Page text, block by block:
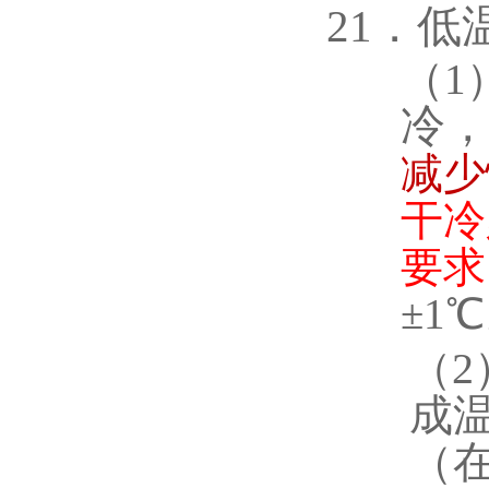
21．低
（ 1
冷，
减
干
要求
±1℃
（2
成
（